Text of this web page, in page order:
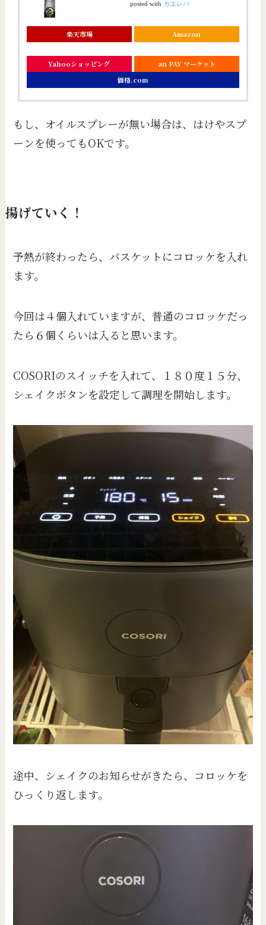
posted with カエレバ
楽天市場 Amazon
Yahooショッピング
au PAY マーケット
価格.com
もし、オイルスプレーが無い場合は、はけやスプ
ーンを使ってもOKです。
揚げていく！
予熱が終わったら、バスケットにコロッケを入れ
ます。
今回は４個入れていますが、普通のコロッケだっ
たら６個くらいは入ると思います。
COSORIのスイッチを入れて、１８０度１５分、
シェイクボタンを設定して調理を開始します。
途中、シェイクのお知らせがきたら、コロッケを
ひっくり返します。